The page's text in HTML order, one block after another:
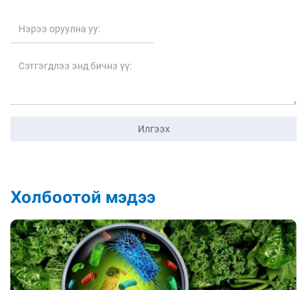
Илгээх
Холбоотой мэдээ